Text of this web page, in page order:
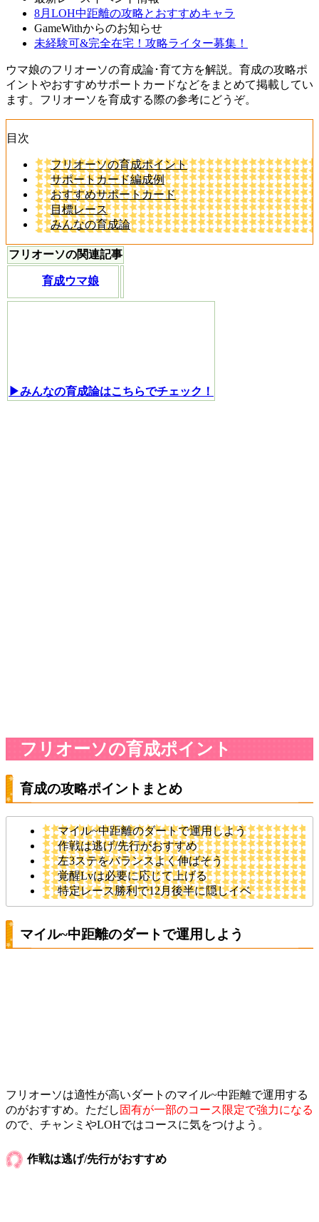
8月LOH中距離の攻略とおすすめキャラ
GameWithからのお知らせ
未経験可&完全在宅！攻略ライター募集！
ウマ娘のフリオーソの育成論･育て方を解説。育成の攻略ポ
イントやおすすめサポートカードなどをまとめて掲載してい
ます。フリオーソを育成する際の参考にどうぞ。
目次
フリオーソの育成ポイント
サポートカード編成例
おすすめサポートカード
目標レース
みんなの育成論
フリオーソの関連記事
育成ウマ娘
▶みんなの育成論はこちらでチェック！
フリオーソの育成ポイント
育成の攻略ポイントまとめ
マイル~中距離のダートで運用しよう
作戦は逃げ/先行がおすすめ
左3ステをバランスよく伸ばそう
覚醒Lvは必要に応じて上げる
特定レース勝利で12月後半に隠しイベ
マイル~中距離のダートで運用しよう
フリオーソは適性が高いダートのマイル~中距離で運用する
のがおすすめ。ただし 固有が一部のコース限定で強力になる
ので、チャンミやLOHではコースに気をつけよう。
作戦は逃げ/先行がおすすめ